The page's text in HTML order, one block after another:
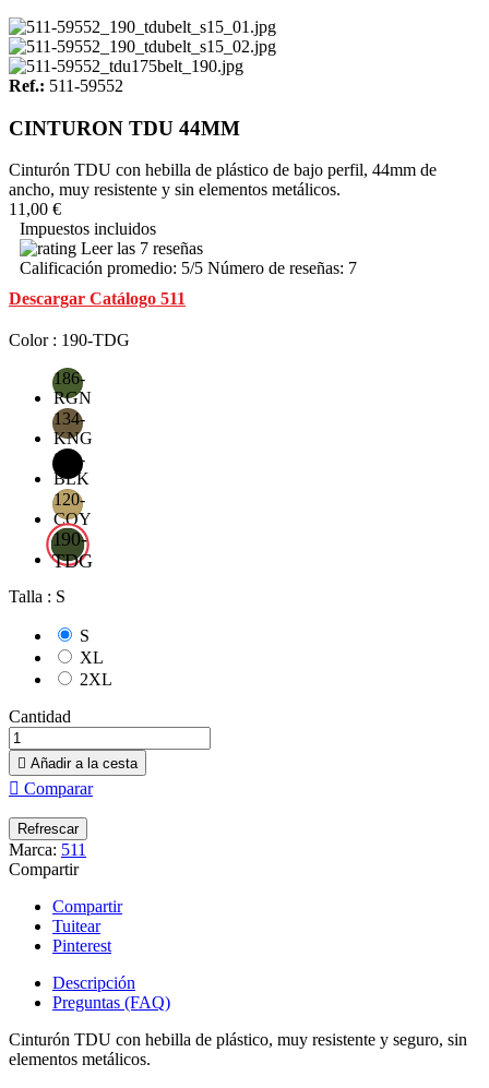
Ref.: 511-59552
CINTURON TDU 44MM
Cinturón TDU con hebilla de plástico de bajo perfil, 44mm de
ancho, muy resistente y sin elementos metálicos.
11,00 €
Impuestos incluidos
Leer las 7 reseñas
Calificación promedio: 5/5 Número de reseñas: 7
Descargar Catálogo 511
Color : 190-TDG
186-
RGN
134-
KNG
019-
BLK
120-
COY
190-
TDG
Talla : S
S
XL
2XL
Cantidad
 Añadir a la cesta
 Comparar
Marca: 511
Compartir
Compartir
Tuitear
Pinterest
Descripción
Preguntas (FAQ)
Cinturón TDU con hebilla de plástico, muy resistente y seguro, sin
elementos metálicos.